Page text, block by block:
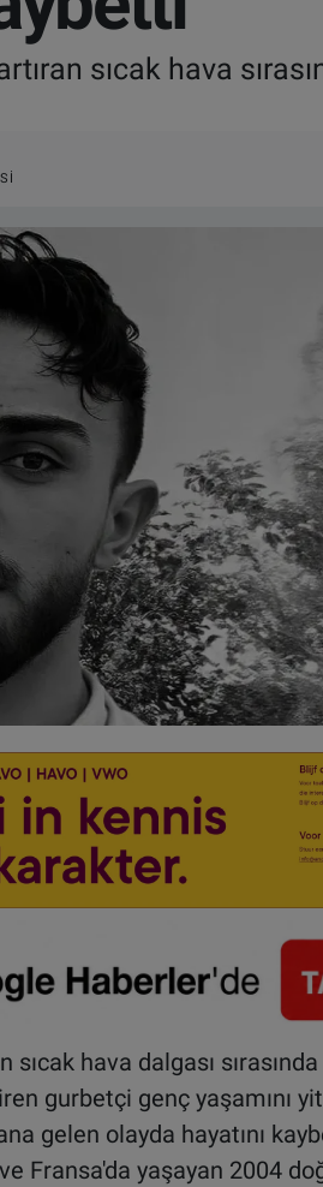
sıcak hava
hava dalgası sırasında
gurbetçi genç yaşamını
gelen olayda hayatını
Fransa'da yaşayan 2004